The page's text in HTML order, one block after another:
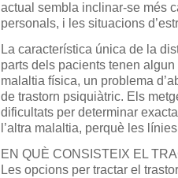
actual sembla inclinar-se més
personals, i les situacions
La característica única de la
parts dels pacients tenen
malaltia física, un problema
de trastorn psiquiàtric. Els
dificultats per determinar
l’altra malaltia, perquè les
EN QUÈ CONSISTEIX EL
Les opcions per tractar el